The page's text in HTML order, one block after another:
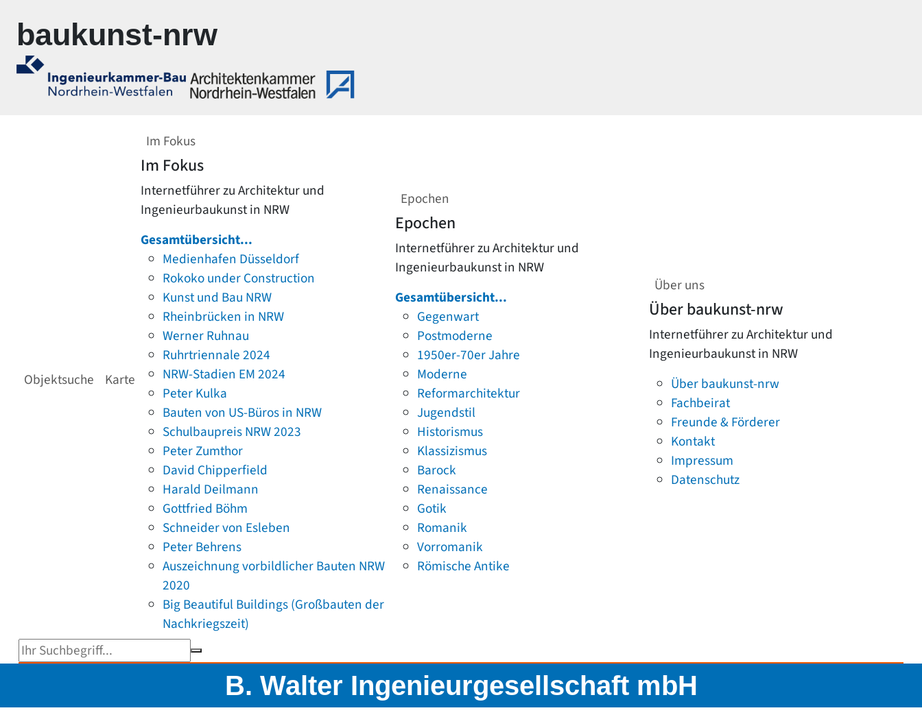
baukunst-nrw
Objektsuche Karte
Im Fokus
Im Fokus
Internetführer zu Architektur und
Ingenieurbaukunst in NRW
Gesamtübersicht...
Medienhafen Düsseldorf
Rokoko under Construction
Kunst und Bau NRW
Rheinbrücken in NRW
Werner Ruhnau
Ruhrtriennale 2024
NRW-Stadien EM 2024
Peter Kulka
Bauten von US-Büros in NRW
Schulbaupreis NRW 2023
Peter Zumthor
David Chipperfield
Harald Deilmann
Gottfried Böhm
Schneider von Esleben
Peter Behrens
Auszeichnung vorbildlicher Bauten NRW
2020
Big Beautiful Buildings (Großbauten der
Nachkriegszeit)
Epochen
Epochen
Internetführer zu Architektur und
Ingenieurbaukunst in NRW
Gesamtübersicht...
Gegenwart
Postmoderne
1950er-70er Jahre
Moderne
Reformarchitektur
Jugendstil
Historismus
Klassizismus
Barock
Renaissance
Gotik
Romanik
Vorromanik
Römische Antike
Über uns
Über baukunst-nrw
Internetführer zu Architektur und
Ingenieurbaukunst in NRW
Über baukunst-nrw
Fachbeirat
Freunde & Förderer
Kontakt
Impressum
Datenschutz
Suchbegriff eingeben
B. Walter Ingenieurgesellschaft mbH